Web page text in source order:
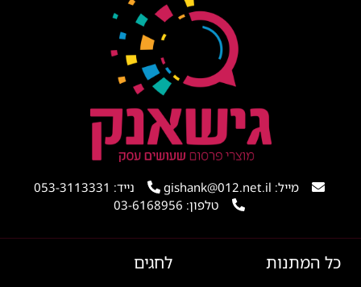
מייל: gishank@012.net.il
נייד: 053-3113331
טלפון: 03-6168956
כל המתנות לחגים